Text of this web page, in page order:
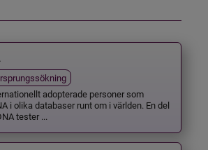
adopterade personer som
i olika databaser runt om i världen. En del
tester ...